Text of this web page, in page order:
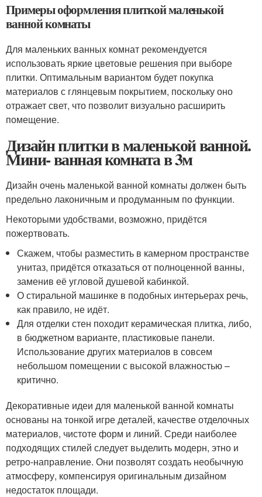
Примеры оформления плиткой маленькой
ванной комнаты
Для маленьких ванных комнат рекомендуется
использовать яркие цветовые решения при выборе
плитки. Оптимальным вариантом будет покупка
материалов с глянцевым покрытием, поскольку оно
отражает свет, что позволит визуально расширить
помещение.
Дизайн плитки в маленькой ванной.
Мини- ванная комната в 3м
Дизайн очень маленькой ванной комнаты должен быть
предельно лаконичным и продуманным по функции.
Некоторыми удобствами, возможно, придётся
пожертвовать.
Скажем, чтобы разместить в камерном пространстве
унитаз, придётся отказаться от полноценной ванны,
заменив её угловой душевой кабинкой.
О стиральной машинке в подобных интерьерах речь,
как правило, не идёт.
Для отделки стен походит керамическая плитка, либо,
в бюджетном варианте, пластиковые панели.
Использование других материалов в совсем
небольшом помещении с высокой влажностью –
критично.
Декоративные идеи для маленькой ванной комнаты
основаны на тонкой игре деталей, качестве отделочных
материалов, чистоте форм и линий. Среди наиболее
подходящих стилей следует выделить модерн, этно и
ретро-направление. Они позволят создать необычную
атмосферу, компенсируя оригинальным дизайном
недостаток площади.